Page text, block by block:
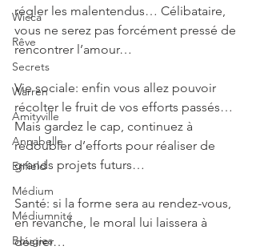
Wicca
Rêve
Secrets
Warren
Amityville
Annabelle
Enfield
Médium
Médiumnité
Bougies
régler les malentendus… Célibataire,
vous ne serez pas forcément pressé de
rencontrer l’amour…
Vie sociale: enfin vous allez pouvoir
récolter le fruit de vos efforts passés…
Mais gardez le cap, continuez à
redoubler d’efforts pour réaliser de
grands projets futurs…
Santé: si la forme sera au rendez-vous,
en revanche, le moral lui laissera à
désirer…